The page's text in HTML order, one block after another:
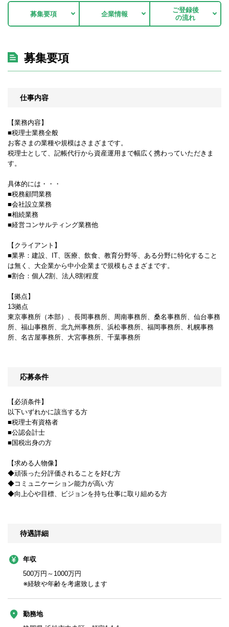
募集要項 企業情報
ご登録後
の流れ
募集要項
仕事内容
【業務内容】
■税理士業務全般
お客さまの業種や規模はさまざまです。
税理士として、記帳代行から資産運用まで幅広く携わっていただきま
す。
具体的には・・・
■税務顧問業務
■会社設立業務
■相続業務
■経営コンサルティング業務他
【クライアント】
■業界：建設、IT、医療、飲食、教育分野等、ある分野に特化すること
は無く、大企業から中小企業まで規模もさまざまです。
■割合：個人2割、法人8割程度
【拠点】
13拠点
東京事務所（本部）、長岡事務所、周南事務所、桑名事務所、仙台事務
所、福山事務所、北九州事務所、浜松事務所、福岡事務所、札幌事務
所、名古屋事務所、大宮事務所、千葉事務所
応募条件
【必須条件】
以下いずれかに該当する方
■税理士有資格者
■公認会計士
■国税出身の方
【求める人物像】
◆頑張った分評価されることを好む方
◆コミュニケーション能力が高い方
◆向上心や目標、ビジョンを持ち仕事に取り組める方
待遇詳細
年収
500万円～1000万円
※経験や年齢を考慮致します
勤務地